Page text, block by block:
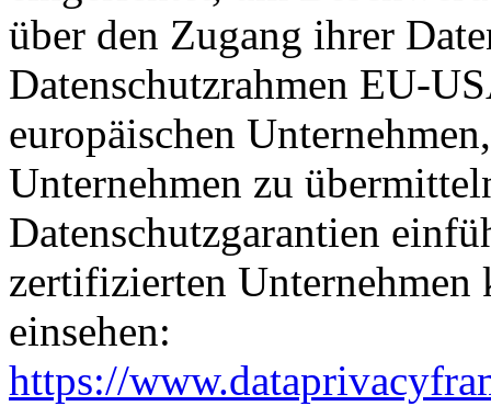
über den Zugang ihrer
Datenschutzrahmen EU-
europäischen
Unternehmen zu
Datenschutzgarantien
zertifizierten
einsehen:
https://